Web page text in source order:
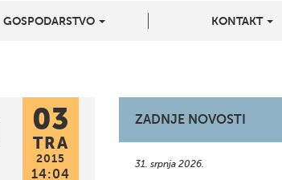
GOSPODARSTVO KONTAKT
03
TRA
2015
14:04
ZADNJE NOVOSTI
31. srpnja 2026.